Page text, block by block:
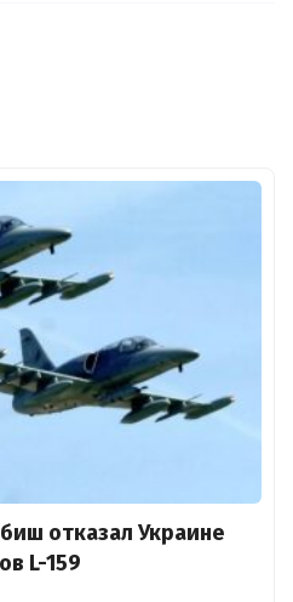
отказал Украине
L-159